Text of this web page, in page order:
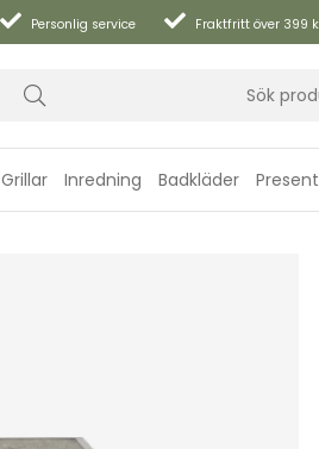
Personlig service Fraktfritt över 399
Grillar Inredning Badkläder